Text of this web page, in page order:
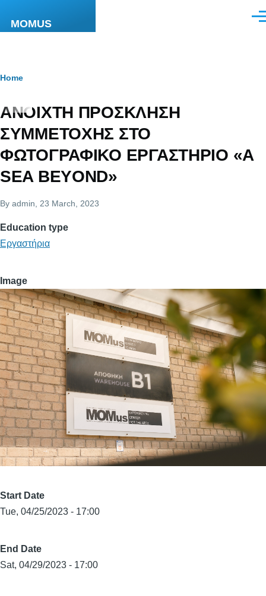
MOMUS
Breadcrumb
Home
ΑΝΟΙΧΤΗ ΠΡΟΣΚΛΗΣΗ
ΣΥΜΜΕΤΟΧΗΣ ΣΤΟ
ΦΩΤΟΓΡΑΦΙΚΟ ΕΡΓΑΣΤΗΡΙΟ «A
SEA BEYOND»
By admin , 23 March, 2023
Education type
Εργαστήρια
Image
Start Date
Tue, 04/25/2023 - 17:00
End Date
Sat, 04/29/2023 - 17:00